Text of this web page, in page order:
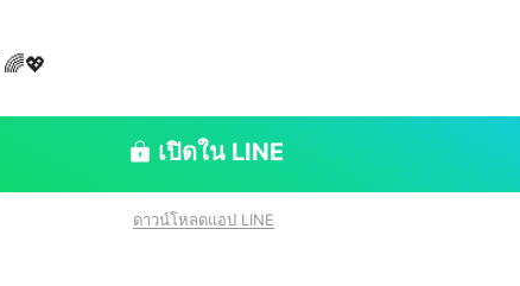
เปิดใน LINE
ดาวน์โหลดแอป LINE